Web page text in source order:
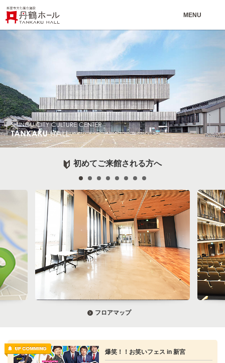
MENU
初めてご来館される方へ
フロアマップ
爆笑！！お笑いフェス in 新宮